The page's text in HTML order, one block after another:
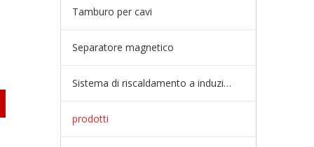
Tamburo per cavi
Separatore magnetico
Sistema di riscaldamento a induzione
prodotti